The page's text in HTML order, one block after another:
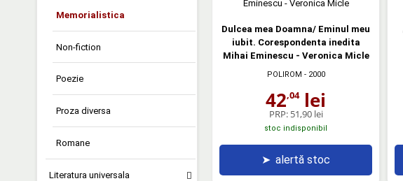
Memorialistica
Non-fiction
Poezie
Proza diversa
Romane
Literatura universala
Dulcea mea Doamna/ Eminul meu
iubit. Corespondenta inedita
Mihai Eminescu - Veronica Micle
POLIROM - 2000
42,04lei
PRP: 51,90 lei
stoc indisponibil
➤ alertă stoc